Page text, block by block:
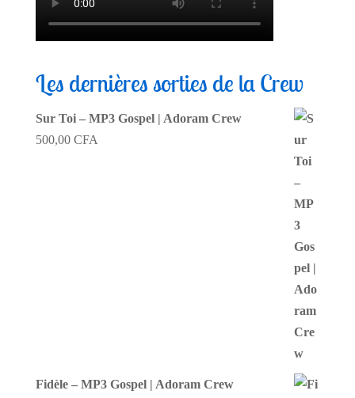
Les dernières sorties de la Crew
Sur Toi – MP3 Gospel | Adoram Crew
500,00 CFA
Fidèle – MP3 Gospel | Adoram Crew